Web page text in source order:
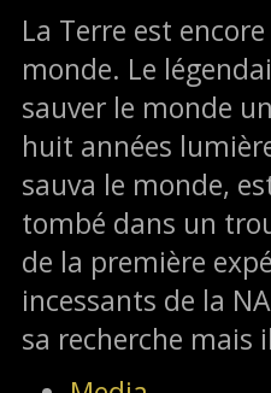
La Terre est
monde. Le
sauver le monde
huit années
sauva le monde,
tombé dans un
de la première
incessants de la
sa recherche